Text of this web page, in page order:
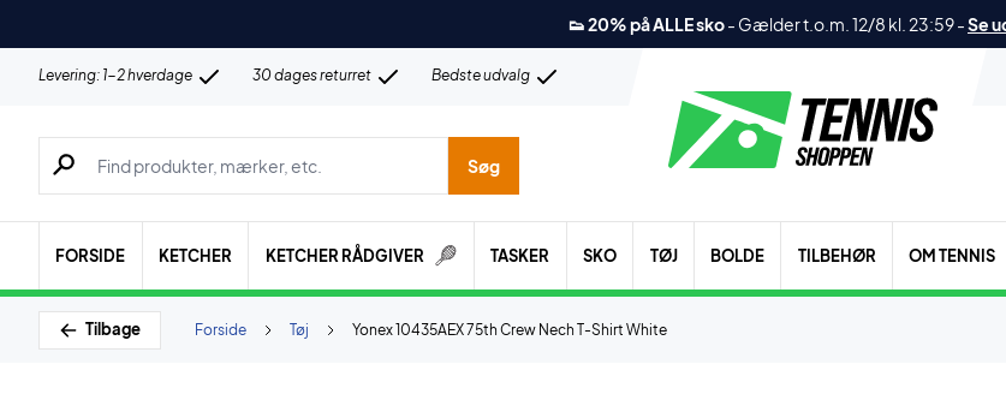
👟 20% på ALLE sko- Gælder t.o.m. 12/8 kl. 23:59-Se
Levering: 1-2 hverdage 30 dages returret Bedste udvalg
Søg efter produkter, mærker etc.
Søg
FORSIDE KETCHER KETCHER RÅDGIVER TASKER SKO TØJ BOLDE TILBEHØR OM TENNIS
Tilbage Yonex 10435AEX 75th Crew Nech T-Shirt White
Tøj
Forside